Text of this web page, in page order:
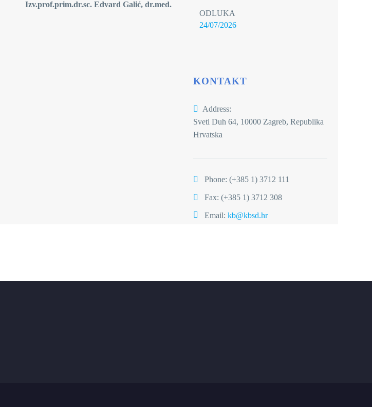
Galić, dr.med.
ODLUKA
24/07/2026
KONTAKT
Address:
Sveti Duh 64, 10000 Zagreb, Republika
Hrvatska
Phone: (+385 1) 3712 111
Fax: (+385 1) 3712 308
Email: kb@kbsd.hr